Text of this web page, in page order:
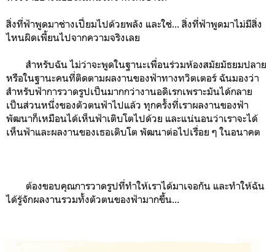
สิ่งที่ฟ้าพูดมาช่างเปี่ยมไปด้วยพลัง และใช่... สิ่งที่ฟ้าพูดมาไม่มีสิ่ง
ไหนผิดเพี้ยนไปจากความจริงเลย
สำหรับฉัน ไม่ว่าจะพูดในฐานะเพื่อนร่วมห้องสมัยมัธยมปลาย
หรือในฐานะคนที่ติดตามผลงานของฟ้าทางทวิตเตอร์ ฉันมองว่า
สำหรับฟ้าการวาดรูปเป็นมากกว่างานอดิเรกเพราะมันได้กลาย
เป็นส่วนหนึ่งของตัวตนฟ้าไปแล้ว ทุกครั้งที่เราผลงานของฟ้า
พัฒนาก็เหมือนได้เห็นฟ้าเติบโตไปด้วย และแน่นอนว่าเราจะได้
เห็นฟ้าและผลงานของเธอเติบโต พัฒนาต่อไปเรื่อย ๆ ในอนาคต
ต้องขอบคุณการวาดรูปที่ทำให้เราได้มาเจอกัน และทำให้ฉัน
ได้รู้จักผลงานรวมทั้งตัวตนของฟ้ามากขึ้น...